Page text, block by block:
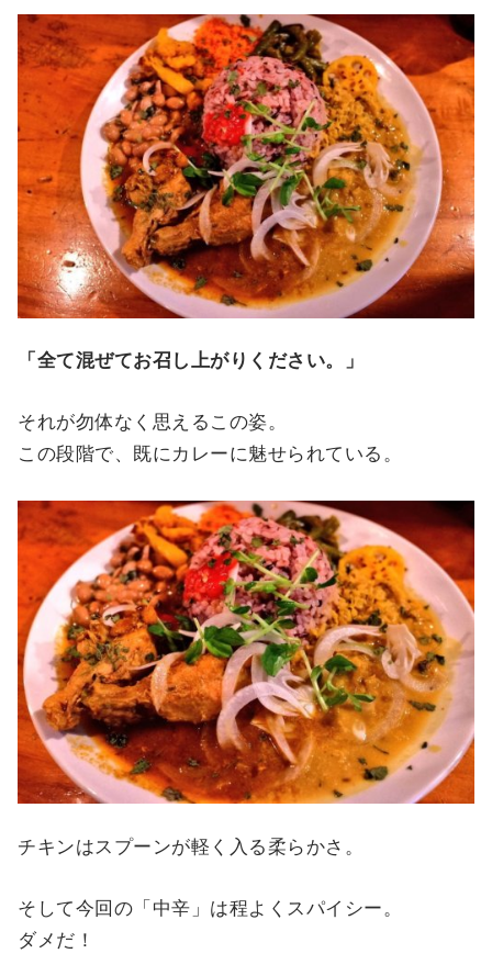
「全て混ぜてお召し上がりください。」
それが勿体なく思えるこの姿。
この段階で、既にカレーに魅せられている。
チキンはスプーンが軽く入る柔らかさ。
そして今回の「中辛」は程よくスパイシー。
ダメだ！